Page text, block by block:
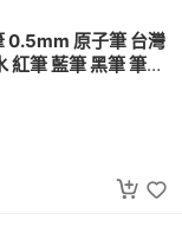
原子筆 台灣
紅筆 藍筆 黑筆 筆芯